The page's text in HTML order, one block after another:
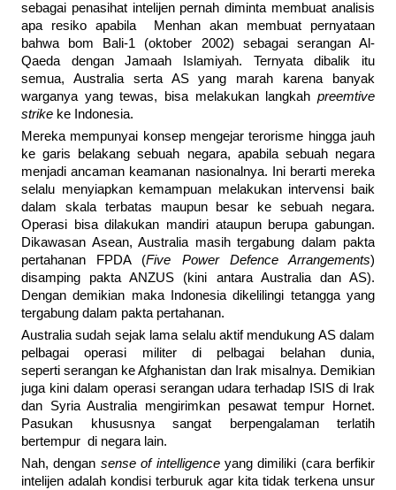
sebagai penasihat intelijen pernah diminta membuat analisis
apa resiko apabila Menhan akan membuat pernyataan
bahwa bom Bali-1 (oktober 2002) sebagai serangan Al-
Qaeda dengan Jamaah Islamiyah. Ternyata dibalik itu
semua, Australia serta AS yang marah karena banyak
warganya yang tewas, bisa melakukan langkah preemtive
strike ke Indonesia.
Mereka mempunyai konsep mengejar terorisme hingga jauh
ke garis belakang sebuah negara, apabila sebuah negara
menjadi ancaman keamanan nasionalnya. Ini berarti mereka
selalu menyiapkan kemampuan melakukan intervensi baik
dalam skala terbatas maupun besar ke sebuah negara.
Operasi bisa dilakukan mandiri ataupun berupa gabungan.
Dikawasan Asean, Australia masih tergabung dalam pakta
pertahanan FPDA (Five Power Defence Arrangements)
disamping pakta ANZUS (kini antara Australia dan AS).
Dengan demikian maka Indonesia dikelilingi tetangga yang
tergabung dalam pakta pertahanan.
Australia sudah sejak lama selalu aktif mendukung AS dalam
pelbagai operasi militer di pelbagai belahan dunia,
seperti serangan ke Afghanistan dan Irak misalnya. Demikian
juga kini dalam operasi serangan udara terhadap ISIS di Irak
dan Syria Australia mengirimkan pesawat tempur Hornet.
Pasukan khususnya sangat berpengalaman terlatih
bertempur di negara lain.
Nah, dengan sense of intelligenceyang dimiliki (cara berfikir
intelijen adalah kondisi terburuk agar kita tidak terkena unsur